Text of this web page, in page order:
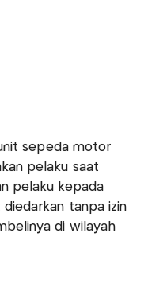
sepeda motor
pelaku saat
pelaku kepada
tanpa izin
di wilayah